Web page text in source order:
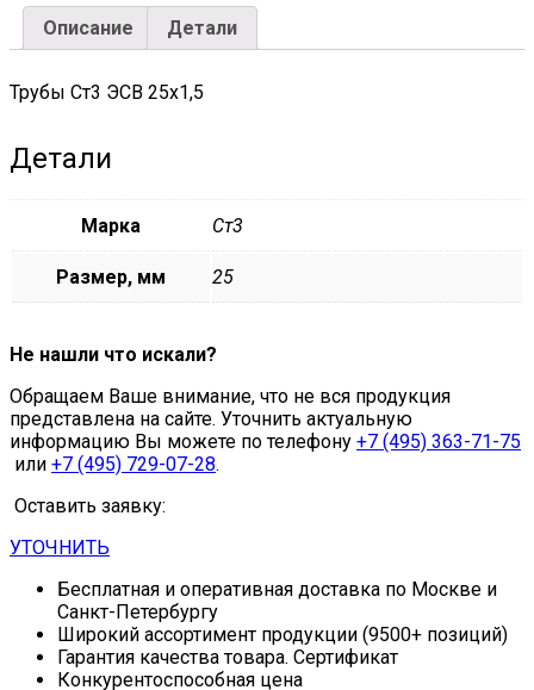
Описание Детали
Трубы Ст3 ЭСВ 25х1,5
Детали
Марка Ст3
Размер, мм 25
Не нашли что искали?
Обращаем Ваше внимание, что не вся продукция
представлена на сайте. Уточнить актуальную
информацию Вы можете по телефону +7 (495) 363-71-75
или +7 (495) 729-07-28.
Оставить заявку:
УТОЧНИТЬ
Бесплатная и оперативная доставка по Москве и
Санкт-Петербургу
Широкий ассортимент продукции (9500+ позиций)
Гарантия качества товара. Сертификат
Конкурентоспособная цена